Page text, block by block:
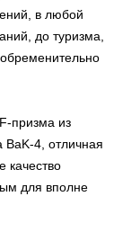
в любой
до туризма,
призма из
BaK-4, отличная
качество
для вполне